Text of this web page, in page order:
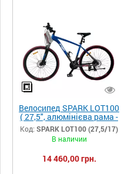
Велосипед SPARK LOT100
( 27,5", алюмінієва рама -
17")
Код: SPARK LOT100 (27,5/17)
В наличии
14 460,00 грн.